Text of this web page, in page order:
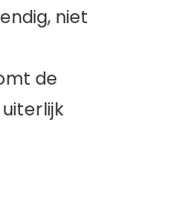
niet
de